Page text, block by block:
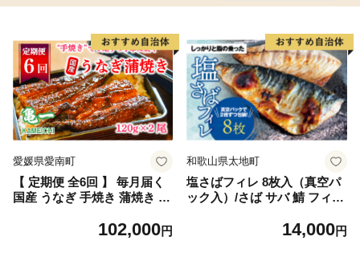
愛媛県愛南町
【 定期便 全6回 】 毎月届く
国産 うなぎ 手焼き 蒲焼き 2
鰻 蒲焼 秘伝の タレ 山椒 付
102,000円
和歌山県太地町
塩さばフィレ 8枚入（真空パ
ック入）/さば サバ 鯖 フィレ
おかず【uot404B】14,000円